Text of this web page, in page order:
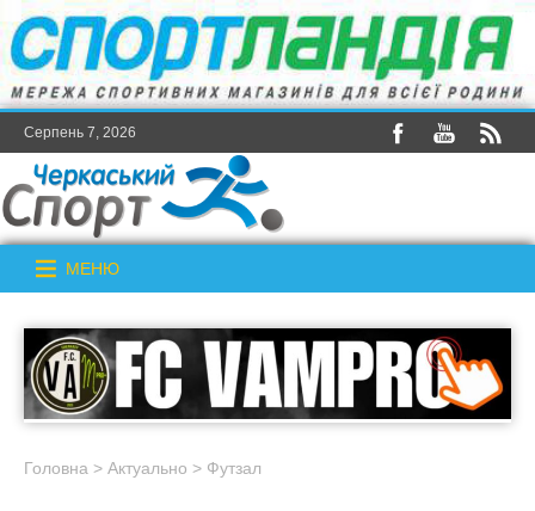
Серпень 7, 2026
МЕНЮ
Головна > Актуально > Футзал